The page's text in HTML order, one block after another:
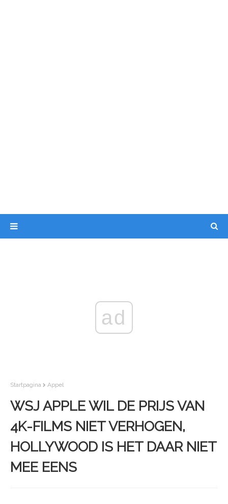
ad
Startpagina Appel
WSJ APPLE WIL DE PRIJS VAN
4K-FILMS NIET VERHOGEN,
HOLLYWOOD IS HET DAAR NIET
MEE EENS